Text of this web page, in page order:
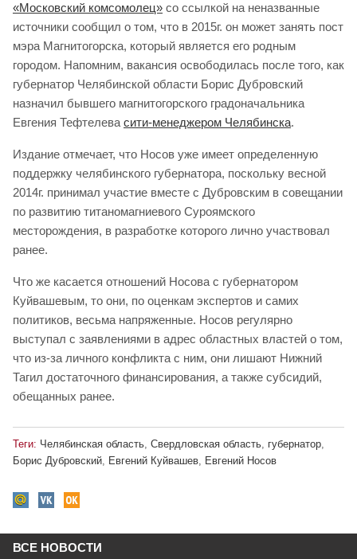
«Московский комсомолец» со ссылкой на неназванные
источники сообщил о том, что в 2015г. он может занять пост
мэра Магнитогорска, который является его родным
городом. Напомним, вакансия освободилась после того, как
губернатор Челябинской области Борис Дубровский
назначил бывшего магнитогорского градоначальника
Евгения Тефтелева сити-менеджером Челябинска.
Издание отмечает, что Носов уже имеет определенную
поддержку челябинского губернатора, поскольку весной
2014г. принимал участие вместе с Дубровским в совещании
по развитию титаномагниевого Суроямского
месторождения, в разработке которого лично участвовал
ранее.
Что же касается отношений Носова с губернатором
Куйвашевым, то они, по оценкам экспертов и самих
политиков, весьма напряженные. Носов регулярно
выступал с заявлениями в адрес областных властей о том,
что из-за личного конфликта с ним, они лишают Нижний
Тагил достаточного финансирования, а также субсидий,
обещанных ранее.
Теги: Челябинская область Свердловская область губернатор
Борис Дубровский
Евгений Куйвашев Евгений Носов
ВСЕ НОВОСТИ